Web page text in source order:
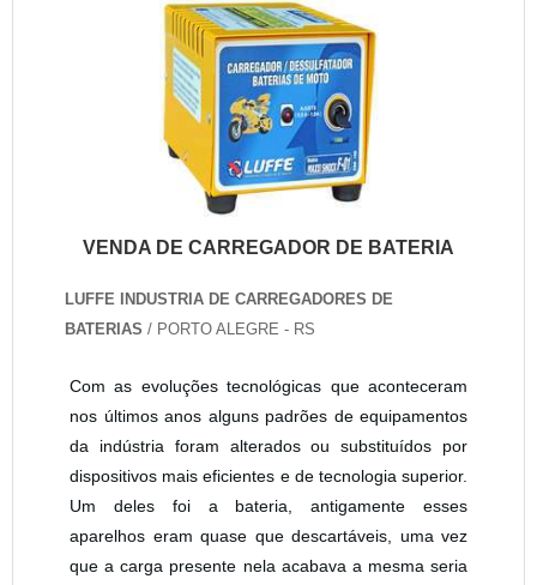
VENDA DE CARREGADOR DE BATERIA
LUFFE INDUSTRIA DE CARREGADORES DE
BATERIAS / PORTO ALEGRE - RS
Com as evoluções tecnológicas que aconteceram
nos últimos anos alguns padrões de equipamentos
da indústria foram alterados ou substituídos por
dispositivos mais eficientes e de tecnologia superior.
Um deles foi a bateria, antigamente esses
aparelhos eram quase que descartáveis, uma vez
que a carga presente nela acabava a mesma seria